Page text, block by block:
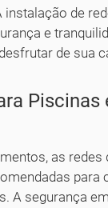
instalação de
e
de sua
Piscinas
as redes
para
A segurança